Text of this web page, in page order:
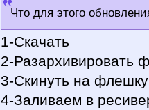
Что для этого
1-Скачать
2-Разархивировать
3-Скинуть на флешку
4-Заливаем в